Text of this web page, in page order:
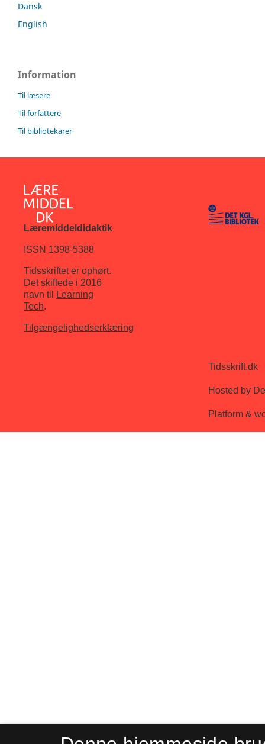
Dansk
English
Information
Til læsere
Til forfattere
Til bibliotekarer
Læremiddeldidaktik
ISSN 1398-5388
Tidsskriftet er ophørt.
Det skiftede i 2016
navn til
Learning
Tech.
Tilgængelighedserklæring